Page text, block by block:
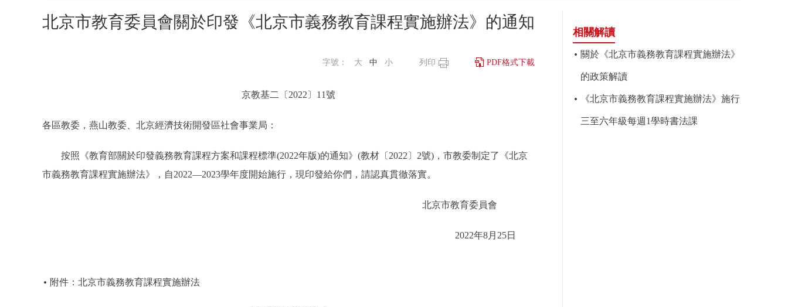
北京市教育委員會關於印發《北京市義務教育課程實施辦法》的通知
PDF格式下載
列印
字號： 大 中 小
京教基二〔2022〕11號
各區教委，燕山教委、北京經濟技術開發區社會事業局：
按照《教育部關於印發義務教育課程方案和課程標準(2022年版)的通知》(教材〔2022〕2號)，市教委制定了《北京
市義務教育課程實施辦法》，自2022—2023學年度開始施行，現印發給你們，請認真貫徹落實。
北京市教育委員會
2022年8月25日
附件：北京市義務教育課程實施辦法
相關解讀
關於《北京市義務教育課程實施辦法》
的政策解讀
《北京市義務教育課程實施辦法》施行
三至六年級每週1學時書法課